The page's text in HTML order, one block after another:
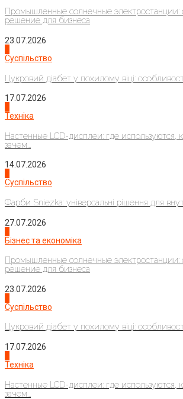
Промышленные солнечные электростанции:
решение для бизнеса
23.07.2026
Суспільство
Цукровий діабет у похилому віці:
17.07.2026
Техніка
Настенные LCD-дисплеи: где используются,
зачем...
14.07.2026
Суспільство
Фарби Sniezka: універсальні рішення для
27.07.2026
Бізнес та економіка
Промышленные солнечные электростанции:
решение для бизнеса
23.07.2026
Суспільство
Цукровий діабет у похилому віці:
17.07.2026
Техніка
Настенные LCD-дисплеи: где используются,
зачем...